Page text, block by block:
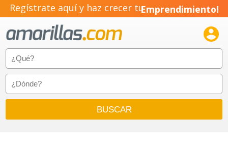
Regístrate aquí y haz crecer tuEmprendimiento!
